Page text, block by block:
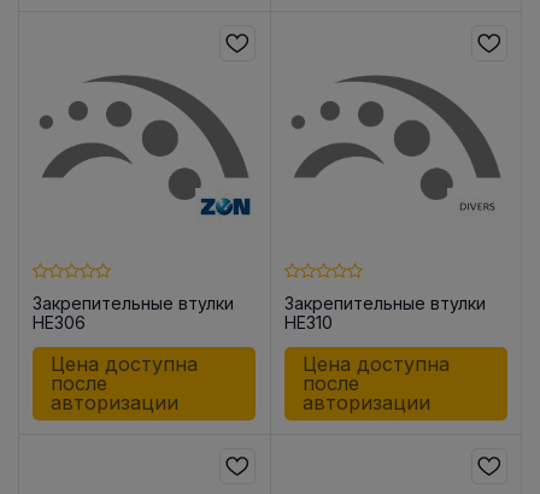
Закрепительные втулки
HE306
Цена доступна
после
авторизации
Закрепительные втулки
HE310
Цена доступна
после
авторизации